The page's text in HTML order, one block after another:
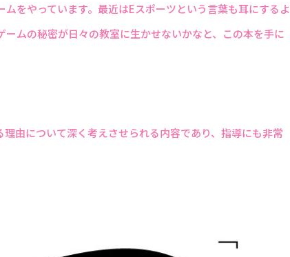
をやっています。最近はEスポーツという言葉も耳にするよ
ムの秘密が日々の教室に生かせないかなと、この本を手に
由について深く考えさせられる内容であり、指導にも非常